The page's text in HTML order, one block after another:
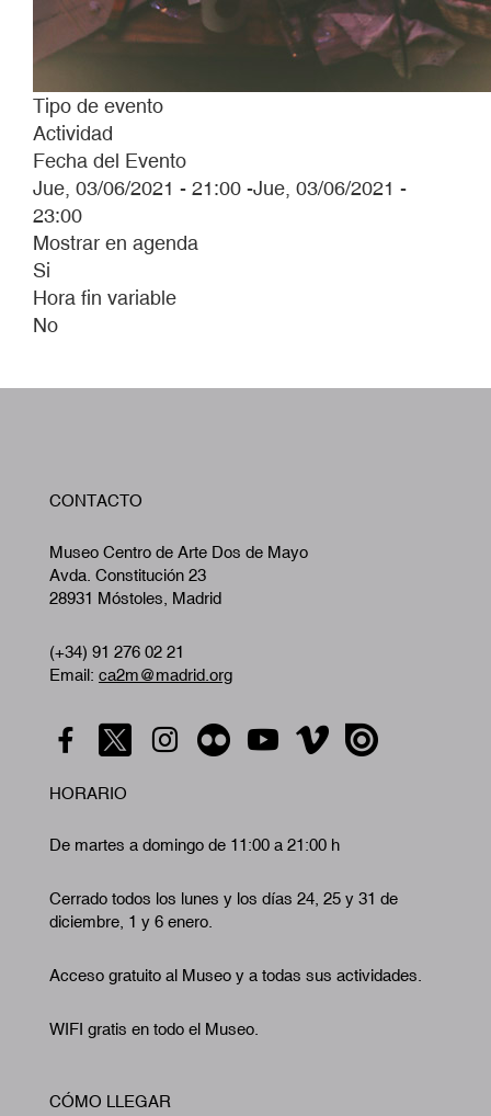
Tipo de evento
Actividad
Fecha del Evento
Jue, 03/06/2021 - 21:00 -Jue, 03/06/2021 -
23:00
Mostrar en agenda
Si
Hora fin variable
No
CONTACTO
Museo Centro de Arte Dos de Mayo
Avda. Constitución 23
28931 Móstoles, Madrid
(+34) 91 276 02 21
Email: ca2m@madrid.org
HORARIO
De martes a domingo de 11:00 a 21:00 h
Cerrado todos los lunes y los días 24, 25 y 31 de
diciembre, 1 y 6 enero.
Acceso gratuito al Museo y a todas sus actividades.
WIFI gratis en todo el Museo.
CÓMO LLEGAR